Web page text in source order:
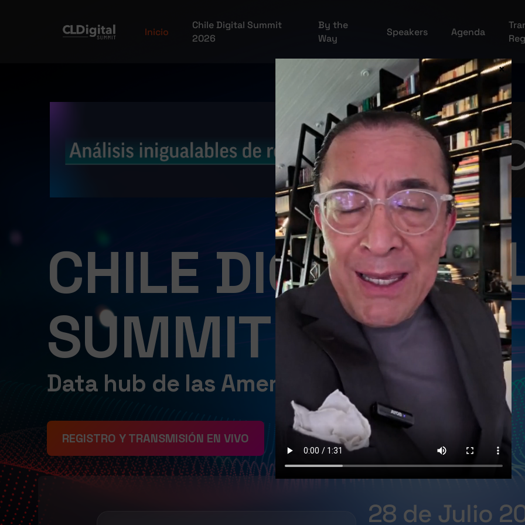
Inicio
Chile Digital Summit
2026
By the
Way
Speakers Agenda
CHILE DIGITAL
SUMMIT 2026
Data hub de las Americas
REGISTRO Y TRANSMISIÓN EN VIVO
28 de Julio
×